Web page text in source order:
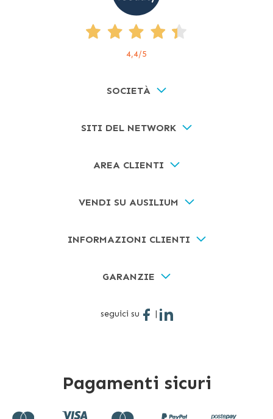
4,4/5
SOCIETÀ
SITI DEL NETWORK
AREA CLIENTI
VENDI SU AUSILIUM
INFORMAZIONI CLIENTI
GARANZIE
seguici su |
Pagamenti sicuri